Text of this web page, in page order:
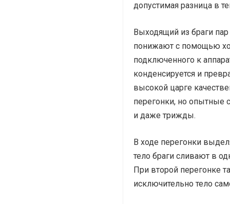
допустимая разница в
Выходящий из браги
понижают с помощью
подключенного к
конденсируется и
высокой царге
перегонки, но опытные
и даже трижды.
В ходе перегонки
тело браги сливают в
При второй перегонке
исключительно тело